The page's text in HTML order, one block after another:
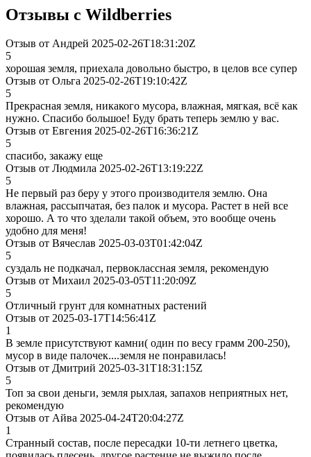
Отзывы с Wildberries
Отзыв от Андрей 2025-02-26T18:31:20Z
5
хорошая земля, приехала довольно быстро, в целов все супер
Отзыв от Ольга 2025-02-26T19:10:42Z
5
Прекрасная земля, никакого мусора, влажная, мягкая, всё как
нужно. Спасибо большое! Буду брать теперь землю у вас.
Отзыв от Евгения 2025-02-26T16:36:21Z
5
спасибо, закажу еще
Отзыв от Людмила 2025-02-26T13:19:22Z
5
Не первый раз беру у этого производителя землю. Она
влажная, рассыпчатая, без палок и мусора. Растет в ней все
хорошо. А то что зделали такой объем, это вообще очень
удобно для меня!
Отзыв от Вячеслав 2025-03-03T01:42:04Z
5
суздаль не подкачал, первоклассная земля, рекомендую
Отзыв от Михаил 2025-03-05T11:20:09Z
5
Отличный грунт для комнатных растений
Отзыв от 2025-03-17T14:56:41Z
1
В земле присутствуют камни( один по весу грамм 200-250),
мусор в виде палочек....земля не понравилась!
Отзыв от Дмитрий 2025-03-31T18:31:15Z
5
Топ за свои деньги, земля рыхлая, запахов неприятных нет,
рекомендую
Отзыв от Айва 2025-04-24T20:04:27Z
1
Странный состав, после пересадки 10-ти летнего цветка,